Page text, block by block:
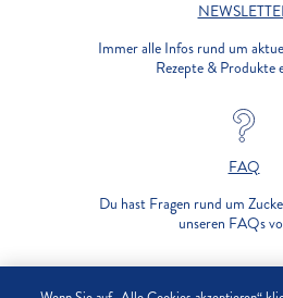
Immer alle Infos rund um
Rezepte & Produkte
FAQ
Du hast Fragen rund um
unseren FAQs